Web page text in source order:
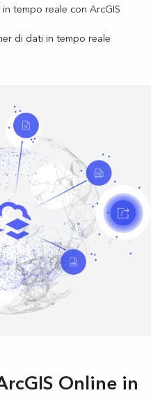
tempo reale con ArcGIS
di dati in tempo reale
Online in